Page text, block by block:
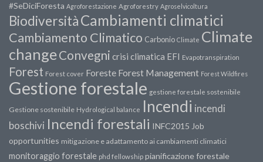
#SeDiciForesta Agroforestazione Agroforestry Agroselvicoltura
BiodiversitàCambiamenti climatici
Cambiamento Climatico Carbonio Climate Climate
changeConvegni crisi climatica EFI Evapotranspiration
Forest Forest cover Foreste Forest Management Forest Wildfires
Gestione forestale gestione forestale sostenibile
Gestione sostenibile Hydrological balance Incendi incendi
boschivi Incendi forestali INFC2015 Job
opportunities mitigazione e adattamento ai cambiamenti climatici
monitoraggio forestale phd fellowship pianificazione forestale